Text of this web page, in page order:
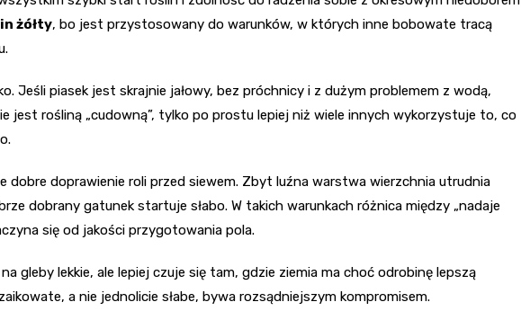
żółty, bo jest przystosowany do warunków, w których inne bobowate tracą
Jeśli piasek jest skrajnie jałowy, bez próchnicy i z dużym problemem z wodą,
jest rośliną „cudowną”, tylko po prostu lepiej niż wiele innych wykorzystuje to, co
dobre doprawienie roli przed siewem. Zbyt luźna warstwa wierzchnia utrudnia
dobrany gatunek startuje słabo. W takich warunkach różnica między „nadaje
się od jakości przygotowania pola.
gleby lekkie, ale lepiej czuje się tam, gdzie ziemia ma choć odrobinę lepszą
a nie jednolicie słabe, bywa rozsądniejszym kompromisem.